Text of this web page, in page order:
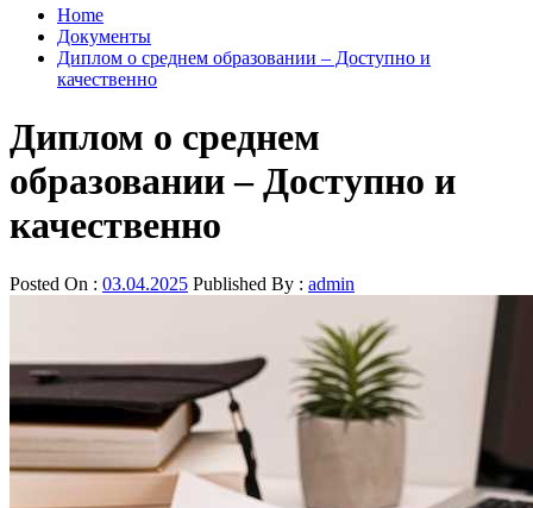
Home
Документы
Диплом о среднем образовании – Доступно и
качественно
Диплом о среднем
образовании – Доступно и
качественно
Posted On : 03.04.2025 Published By : admin